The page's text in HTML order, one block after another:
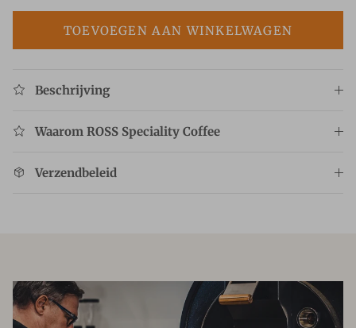
TOEVOEGEN AAN WINKELWAGEN
Beschrijving
Waarom ROSS Speciality Coffee
Verzendbeleid